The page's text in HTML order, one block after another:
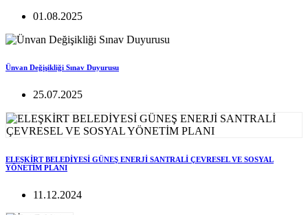
01.08.2025
Ünvan Değişikliği Sınav Duyurusu
25.07.2025
ELEŞKİRT BELEDİYESİ GÜNEŞ ENERJİ SANTRALİ ÇEVRESEL VE SOSYAL
YÖNETİM PLANI
11.12.2024